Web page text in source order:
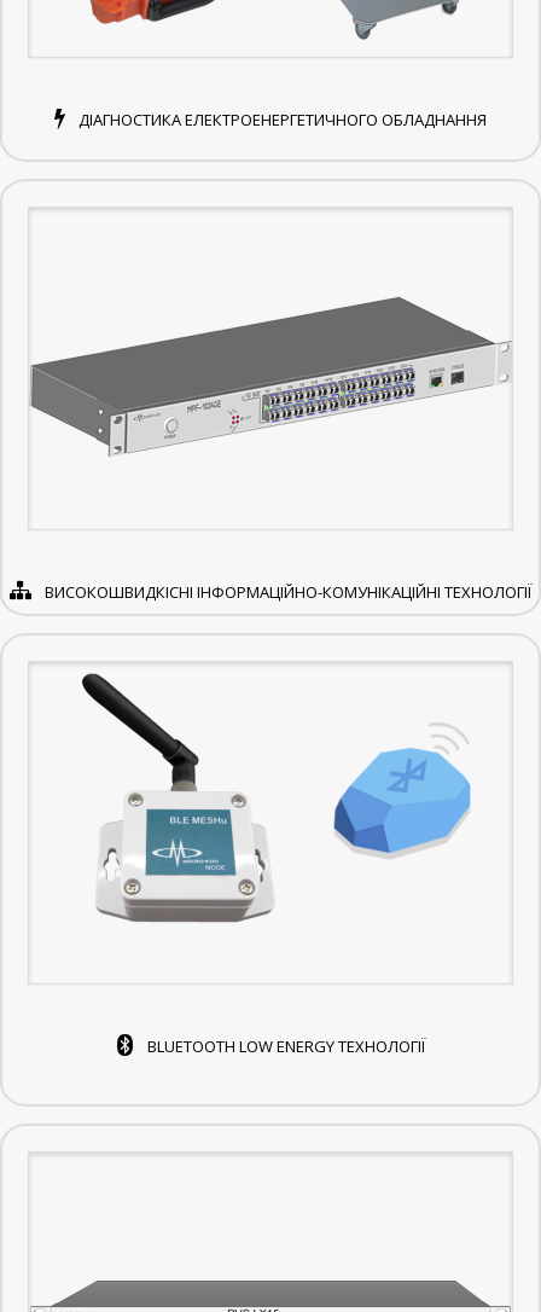
ДІАГНОСТИКА ЕЛЕКТРОЕНЕРГЕТИЧНОГО ОБЛАДНАННЯ
ВИСОКОШВИДКІСНІ ІНФОРМАЦІЙНО-КОМУНІКАЦІЙНІ ТЕХНОЛОГІЇ
BLUETOOTH LOW ENERGY ТЕХНОЛОГІЇ